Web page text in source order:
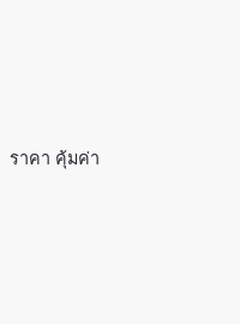
ราคา คุ้มค่า